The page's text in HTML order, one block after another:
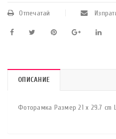
Отпечатай
ОПИСАНИЕ
Фоторамка Размер 21 x 29.7 cm